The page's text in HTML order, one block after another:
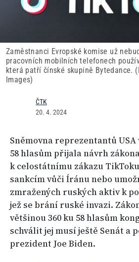
Zaměstnanci Evropské komise už
pracovních mobilních telefonech
která patří čínské skupině Bytedance.
Images)
ČTK
20. 4. 2024
Sněmovna reprezentantů USA
58 hlasům přijala návrh
k celostátnímu zákazu
sankcím vůči Íránu nebo
zmražených ruských aktiv k
jež se brání ruské invazi.
většinou 360 ku 58 hlasům
schválit jej musí ještě Senát a
prezident Joe Biden.